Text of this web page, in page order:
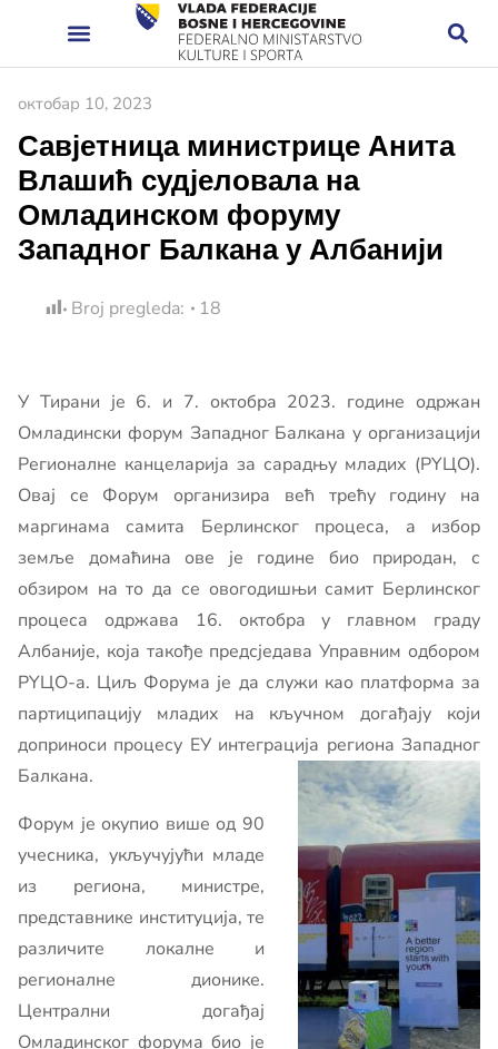
октобар 10, 2023
Савјетница министрице Анита
Влашић судјеловала на
Омладинском форуму
Западног Балкана у Албанији
Broj pregleda: 18
У Тирани је 6. и 7. октобра 2023. године одржан
Омладински форум Западног Балкана у организацији
Регионалне канцеларија за сарадњу младих (РYЦО).
Овај се Форум организира већ трећу годину на
маргинама самита Берлинског процеса, а избор
земље домаћина ове је године био природан, с
обзиром на то да се овогодишњи самит Берлинског
процеса одржава 16. октобра у главном граду
Албаније, која такође предсједава Управним одбором
РYЦО-а. Циљ Форума је да служи као платформа за
партиципацију младих на кључном догађају који
доприноси процесу ЕУ интеграција региона Западног
Балкана.
Форум је окупио више од 90
учесника, укључујући младе
из региона, министре,
представнике институција, те
различите локалне и
регионалне дионике.
Централни догађај
Омладинског форума био је